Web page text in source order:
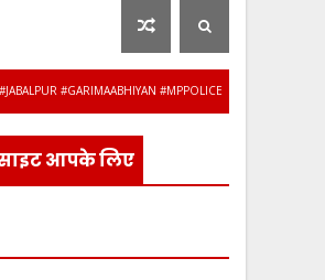
#MPPOLICE #WOMENSAFETY #STUDENTSAFETY
सेवानिवृत्त, भावभीनी
आपके लिए